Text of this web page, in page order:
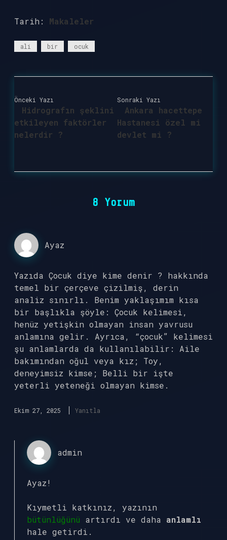
Tarih: Makaleler
ali bir ocuk
Önceki Yazı
Hidrografın şeklini
etkileyen faktörler
nelerdir ?
Sonraki Yazı
Ankara hacettepe
Hastanesi özel mi
devlet mi ?
8 Yorum
Ayaz
Yazıda Çocuk diye kime denir ? hakkında
temel bir çerçeve çizilmiş, derin
analiz sınırlı. Benim yaklaşımım kısa
bir başlıkla şöyle: Çocuk kelimesi,
henüz yetişkin olmayan insan yavrusu
anlamına gelir. Ayrıca, “çocuk” kelimesi
şu anlamlarda da kullanılabilir: Aile
bakımından oğul veya kız; Toy,
deneyimsiz kimse; Belli bir işte
yeterli yeteneği olmayan kimse.
Ekim 27, 2025 Yanıtla
admin
Ayaz!
Kıymetli katkınız, yazının
bütünlüğünü artırdı ve daha anlamlı
hale getirdi.